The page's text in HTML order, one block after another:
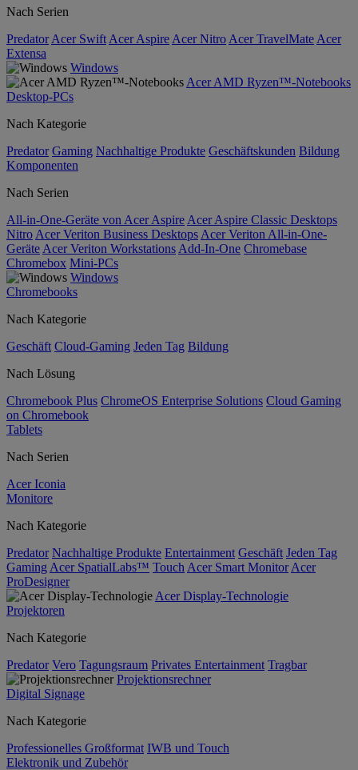
Nach Serien
Predator Acer Swift Acer Aspire Acer Nitro Acer TravelMate Acer
Extensa
Windows
Acer AMD Ryzen™-Notebooks
Desktop-PCs
Nach Kategorie
Predator Gaming Nachhaltige Produkte Geschäftskunden Bildung
Komponenten
Nach Serien
All-in-One-Geräte von Acer Aspire Acer Aspire Classic Desktops
Nitro Acer Veriton Business Desktops Acer Veriton All-in-One-
Geräte Acer Veriton Workstations Add-In-One Chromebase
Chromebox Mini-PCs
Windows
Chromebooks
Nach Kategorie
Geschäft Cloud-Gaming Jeden Tag Bildung
Nach Lösung
Chromebook Plus ChromeOS Enterprise Solutions Cloud Gaming
on Chromebook
Tablets
Nach Serien
Acer Iconia
Monitore
Nach Kategorie
Predator Nachhaltige Produkte Entertainment Geschäft Jeden Tag
Gaming Acer SpatialLabs™ Touch Acer Smart Monitor Acer
ProDesigner
Acer Display-Technologie
Projektoren
Nach Kategorie
Predator Vero Tagungsraum Privates Entertainment Tragbar
Projektionsrechner
Digital Signage
Nach Kategorie
Professionelles Großformat IWB und Touch
Elektronik und Zubehör